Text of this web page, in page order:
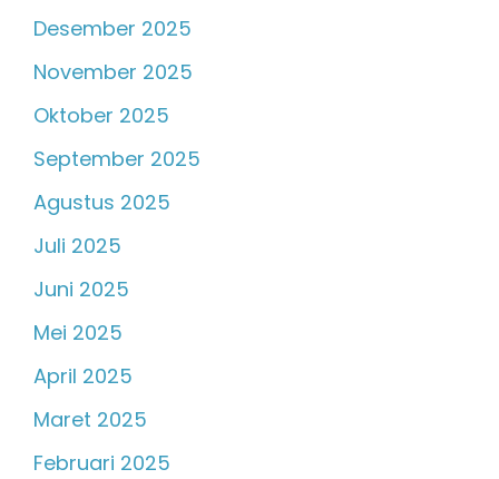
Desember 2025
November 2025
Oktober 2025
September 2025
Agustus 2025
Juli 2025
Juni 2025
Mei 2025
April 2025
Maret 2025
Februari 2025